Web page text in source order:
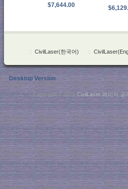
$7,644.00
:: CivilLaser(한국어) ::
Desktop Version
Copyright © 2026CivilLaser 레이저 공